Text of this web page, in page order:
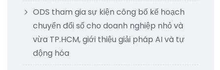
ODS tham gia sự kiện công bố kế hoạch
chuyển đổi số cho doanh nghiệp nhỏ và
vừa TP.HCM, giới thiệu giải pháp AI và tự
động hóa